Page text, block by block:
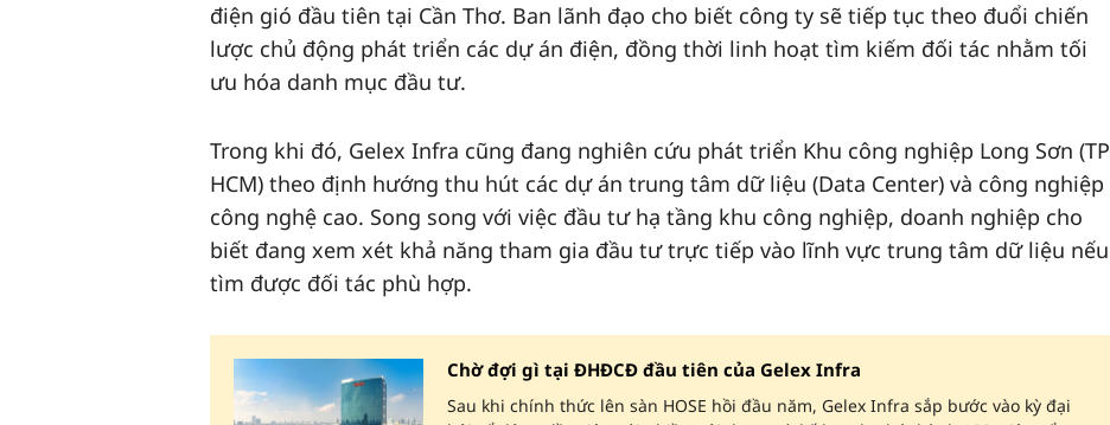
điện gió đầu tiên tại Cần Thơ. Ban lãnh đạo cho biết công ty sẽ tiếp tục theo đuổi chiến
lược chủ động phát triển các dự án điện, đồng thời linh hoạt tìm kiếm đối tác nhằm tối
ưu hóa danh mục đầu tư.
Trong khi đó, Gelex Infra cũng đang nghiên cứu phát triển Khu công nghiệp Long Sơn (TP
HCM) theo định hướng thu hút các dự án trung tâm dữ liệu (Data Center) và công nghiệp
công nghệ cao. Song song với việc đầu tư hạ tầng khu công nghiệp, doanh nghiệp cho
biết đang xem xét khả năng tham gia đầu tư trực tiếp vào lĩnh vực trung tâm dữ liệu nếu
tìm được đối tác phù hợp.
Chờ đợi gì tại ĐHĐCĐ đầu tiên của Gelex Infra
Sau khi chính thức lên sàn HOSE hồi đầu năm, Gelex Infra sắp bước vào kỳ đại